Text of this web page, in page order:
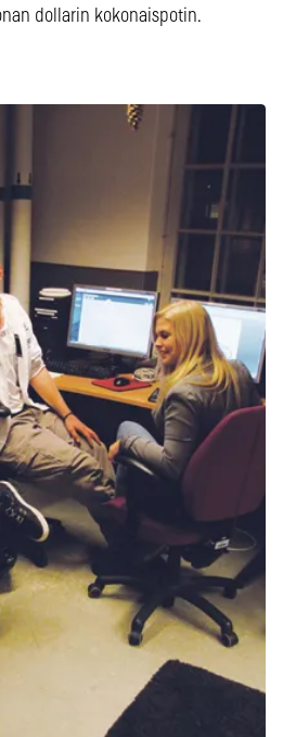
dollarin kokonaispotin.